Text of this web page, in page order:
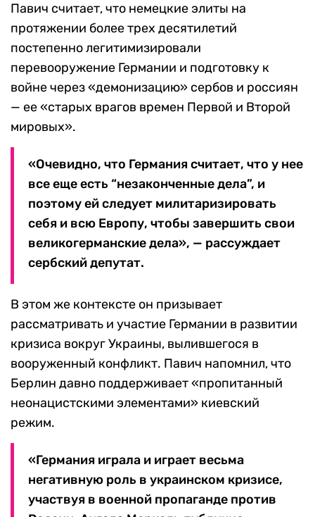
Павич считает, что немецкие элиты на
протяжении более трех десятилетий
постепенно легитимизировали
перевооружение Германии и подготовку к
войне через «демонизацию» сербов и россиян
— ее «старых врагов времен Первой и Второй
мировых».
«Очевидно, что Германия считает, что у нее
все еще есть “незаконченные дела”, и
поэтому ей следует милитаризировать
себя и всю Европу, чтобы завершить свои
великогерманские дела», — рассуждает
сербский депутат.
В этом же контексте он призывает
рассматривать и участие Германии в развитии
кризиса вокруг Украины, вылившегося в
вооруженный конфликт. Павич напомнил, что
Берлин давно поддерживает «пропитанный
неонацистскими элементами» киевский
режим.
«Германия играла и играет весьма
негативную роль в украинском кризисе,
участвуя в военной пропаганде против